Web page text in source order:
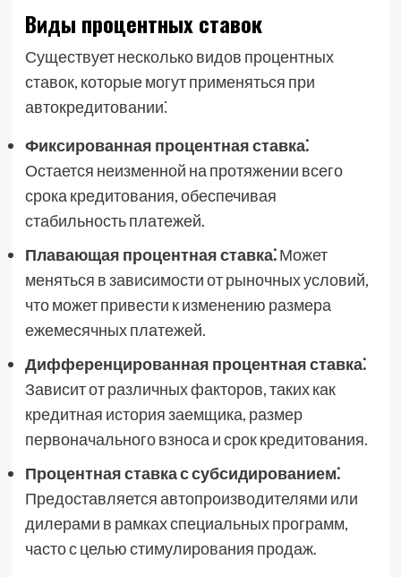
Виды процентных ставок
Существует несколько видов процентных
ставок, которые могут применяться при
автокредитовании⁚
Фиксированная процентная ставка⁚
Остается неизменной на протяжении всего
срока кредитования, обеспечивая
стабильность платежей.
Плавающая процентная ставка⁚Может
меняться в зависимости от рыночных условий,
что может привести к изменению размера
ежемесячных платежей.
Дифференцированная процентная ставка⁚
Зависит от различных факторов, таких как
кредитная история заемщика, размер
первоначального взноса и срок кредитования.
Процентная ставка с субсидированием⁚
Предоставляется автопроизводителями или
дилерами в рамках специальных программ,
часто с целью стимулирования продаж.